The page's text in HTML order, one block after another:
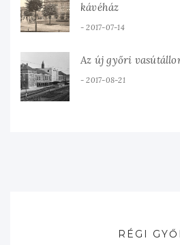
kávéház
2017-07-14
Az új győri
2017-08-21
RÉGI